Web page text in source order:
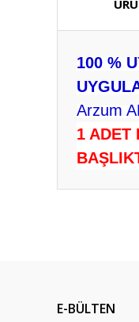
100 %
Arzum
1 ADET
Ürün
E-BÜLTEN